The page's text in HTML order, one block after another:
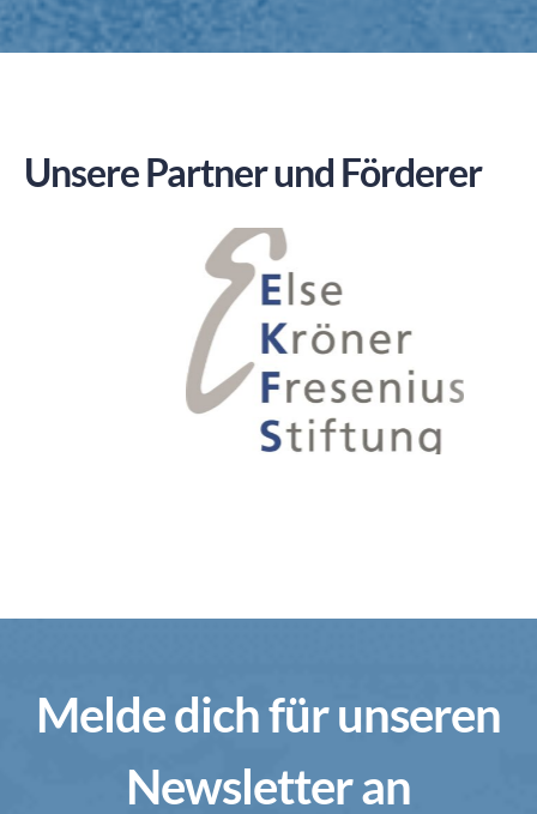
Unsere Partner und Förderer
Melde dich für unseren
Newsletter an